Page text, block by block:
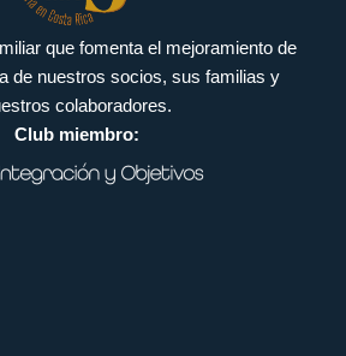
que fomenta el mejoramiento de
de nuestros socios, sus familias y
colaboradores.
Club miembro: